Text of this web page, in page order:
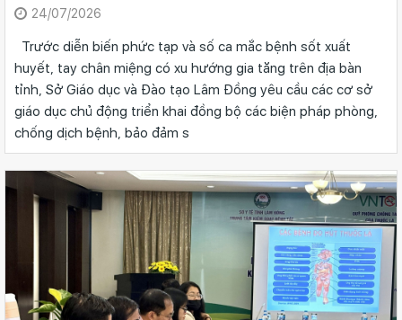
24/07/2026
Trước diễn biến phức tạp và số ca mắc bệnh sốt xuất
huyết, tay chân miệng có xu hướng gia tăng trên địa bàn
tỉnh, Sở Giáo dục và Đào tạo Lâm Đồng yêu cầu các cơ sở
giáo dục chủ động triển khai đồng bộ các biện pháp phòng,
chống dịch bệnh, bảo đảm s